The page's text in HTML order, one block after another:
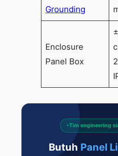
Grounding
Enclosure
Panel Box
Tim engineering
Butuh Panel